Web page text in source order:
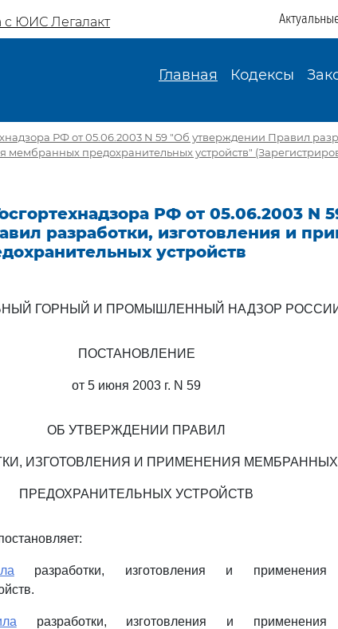
с ЮИС Легалакт
Главная Кодексы
РФ от 05.06.2003 N 59 "Об утверждении Правил
мембранных предохранительных устройств"
РФ от 05.06.2003 N
разработки, изготовления и
устройств
ГОРНЫЙ И ПРОМЫШЛЕННЫЙ НАДЗОР
ПОСТАНОВЛЕНИЕ
от 5 июня 2003 г. N 59
ОБ УТВЕРЖДЕНИИ ПРАВИЛ
ИЗГОТОВЛЕНИЯ И ПРИМЕНЕНИЯ МЕМБРАННЫХ
ПРЕДОХРАНИТЕЛЬНЫХ УСТРОЙСТВ
разработки, изготовления и применения
разработки, изготовления и применения